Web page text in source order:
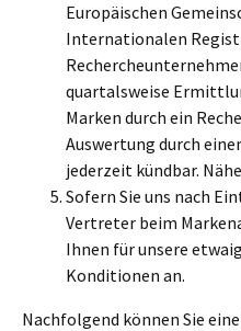
Europäischen
Internationalen
quartalsweise
Marken durch ein
Auswertung durch
jederzeit kündbar.
Sofern Sie uns nach
Vertreter beim
Ihnen für unsere
Konditionen an.
Nachfolgend können Sie